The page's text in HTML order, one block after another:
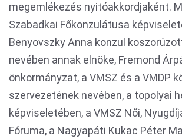
megemlékezés nyitóakkordjaként.
Szabadkai Főkonzulátusa
Benyovszky Anna konzul
nevében annak elnöke, Fremond
önkormányzat, a VMSZ és a VMDP
szervezetének nevében, a topolyai
képviseletében, a VMSZ Női,
Fóruma, a Nagyapáti Kukac Péter